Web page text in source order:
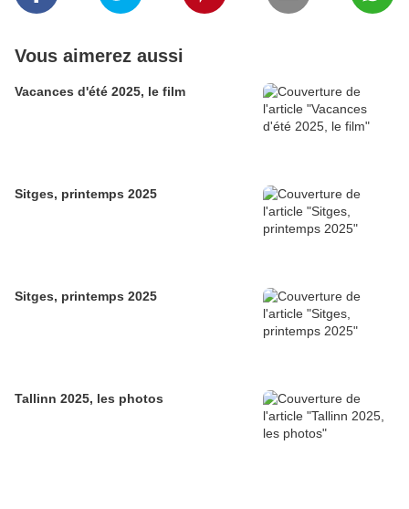
Vous aimerez aussi
Vacances d'été 2025, le film
Sitges, printemps 2025
Sitges, printemps 2025
Tallinn 2025, les photos